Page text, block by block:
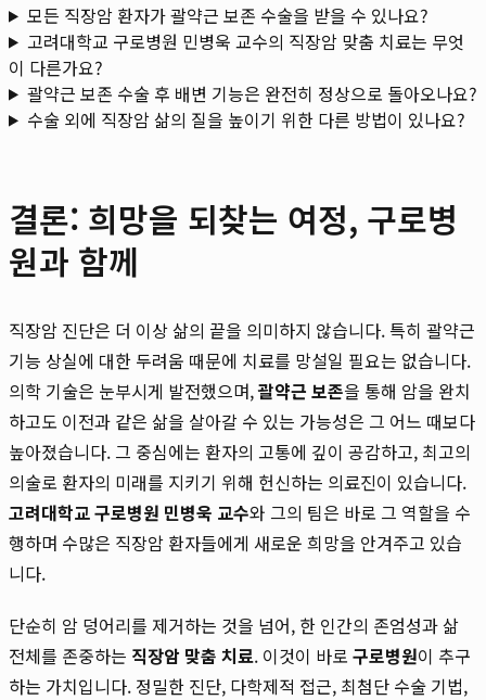
모든 직장암 환자가 괄약근 보존 수술을 받을 수 있나요?
고려대학교 구로병원 민병욱 교수의 직장암 맞춤 치료는 무엇
이 다른가요?
괄약근 보존 수술 후 배변 기능은 완전히 정상으로 돌아오나요?
수술 외에 직장암 삶의 질을 높이기 위한 다른 방법이 있나요?
결론: 희망을 되찾는 여정, 구로병
원과 함께
직장암 진단은 더 이상 삶의 끝을 의미하지 않습니다. 특히 괄약근
기능 상실에 대한 두려움 때문에 치료를 망설일 필요는 없습니다.
의학 기술은 눈부시게 발전했으며,괄약근 보존을 통해 암을 완치
하고도 이전과 같은 삶을 살아갈 수 있는 가능성은 그 어느 때보다
높아졌습니다. 그 중심에는 환자의 고통에 깊이 공감하고, 최고의
의술로 환자의 미래를 지키기 위해 헌신하는 의료진이 있습니다.
고려대학교 구로병원 민병욱 교수와 그의 팀은 바로 그 역할을 수
행하며 수많은 직장암 환자들에게 새로운 희망을 안겨주고 있습
니다.
단순히 암 덩어리를 제거하는 것을 넘어, 한 인간의 존엄성과 삶
전체를 존중하는 직장암 맞춤 치료. 이것이 바로 구로병원이 추구
하는 가치입니다. 정밀한 진단, 다학제적 접근, 최첨단 수술 기법,